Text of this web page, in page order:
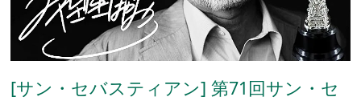
[サン・セバスティアン] 第71回サン・セ